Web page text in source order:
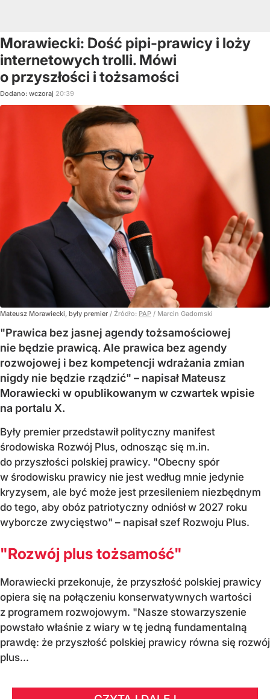
Morawiecki: Dość pipi-prawicy i loży
internetowych trolli. Mówi
o przyszłości i tożsamości
Dodano: wczoraj 20:39
Mateusz Morawiecki, były premier / Źródło: PAP / Marcin Gadomski
"Prawica bez jasnej agendy tożsamościowej
nie będzie prawicą. Ale prawica bez agendy
rozwojowej i bez kompetencji wdrażania zmian
nigdy nie będzie rządzić" – napisał Mateusz
Morawiecki w opublikowanym w czwartek wpisie
na portalu X.
Były premier przedstawił polityczny manifest
środowiska Rozwój Plus, odnosząc się m.in.
do przyszłości polskiej prawicy. "Obecny spór
w środowisku prawicy nie jest według mnie jedynie
kryzysem, ale być może jest przesileniem niezbędnym
do tego, aby obóz patriotyczny odniósł w 2027 roku
wyborcze zwycięstwo" – napisał szef Rozwoju Plus.
"Rozwój plus tożsamość"
Morawiecki przekonuje, że przyszłość polskiej prawicy
opiera się na połączeniu konserwatywnych wartości
z programem rozwojowym. "Nasze stowarzyszenie
powstało właśnie z wiary w tę jedną fundamentalną
prawdę: że przyszłość polskiej prawicy równa się rozwój
plus...